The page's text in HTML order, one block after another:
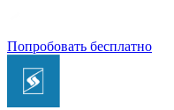
Попробовать бесплатно